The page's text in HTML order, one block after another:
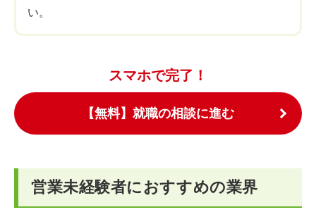
い。
スマホで完了！
【無料】就職の相談に進む
営業未経験者におすすめの業界